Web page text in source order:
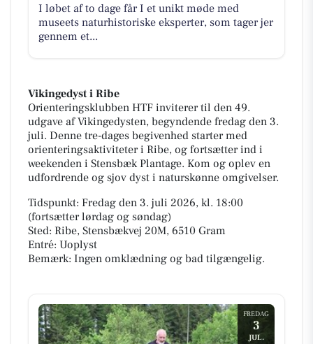
I løbet af to dage får I et unikt møde med
museets naturhistoriske eksperter, som tager jer
gennem et...
Vikingedyst i Ribe
Orienteringsklubben HTF inviterer til den 49.
udgave af Vikingedysten, begyndende fredag den 3.
juli. Denne tre-dages begivenhed starter med
orienteringsaktiviteter i Ribe, og fortsætter ind i
weekenden i Stensbæk Plantage. Kom og oplev en
udfordrende og sjov dyst i naturskønne omgivelser.
Tidspunkt: Fredag den 3. juli 2026, kl. 18:00
(fortsætter lørdag og søndag)
Sted: Ribe, Stensbækvej 20M, 6510 Gram
Entré: Uoplyst
Bemærk: Ingen omklædning og bad tilgængelig.
FREDAG
3
JUL.